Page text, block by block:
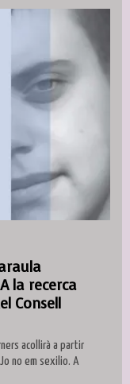
la recerca
Consell
acollirà a partir
no em sexilio. A